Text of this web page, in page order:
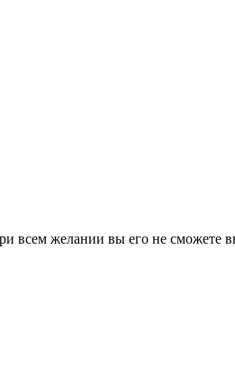
всем желании вы его не сможете